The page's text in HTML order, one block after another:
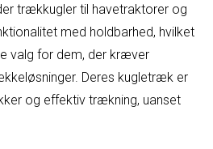
trækkugler til havetraktorer og
med holdbarhed, hvilket
valg for dem, der kræver
Deres kugletræk er
og effektiv trækning, uanset